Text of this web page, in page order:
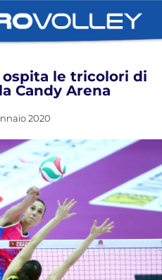
ospita le tricolori di
Candy Arena
2020